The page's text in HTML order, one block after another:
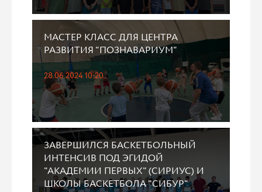
МАСТЕР КЛАСС ДЛЯ ЦЕНТРА
РАЗВИТИЯ "ПОЗНАВАРИУМ"
28.06.2024 10:20
ЗАВЕРШИЛСЯ БАСКЕТБОЛЬНЫЙ
ИНТЕНСИВ ПОД ЭГИДОЙ
"АКАДЕМИИ ПЕРВЫХ" (СИРИУС) И
ШКОЛЫ БАСКЕТБОЛА "СИБУР"